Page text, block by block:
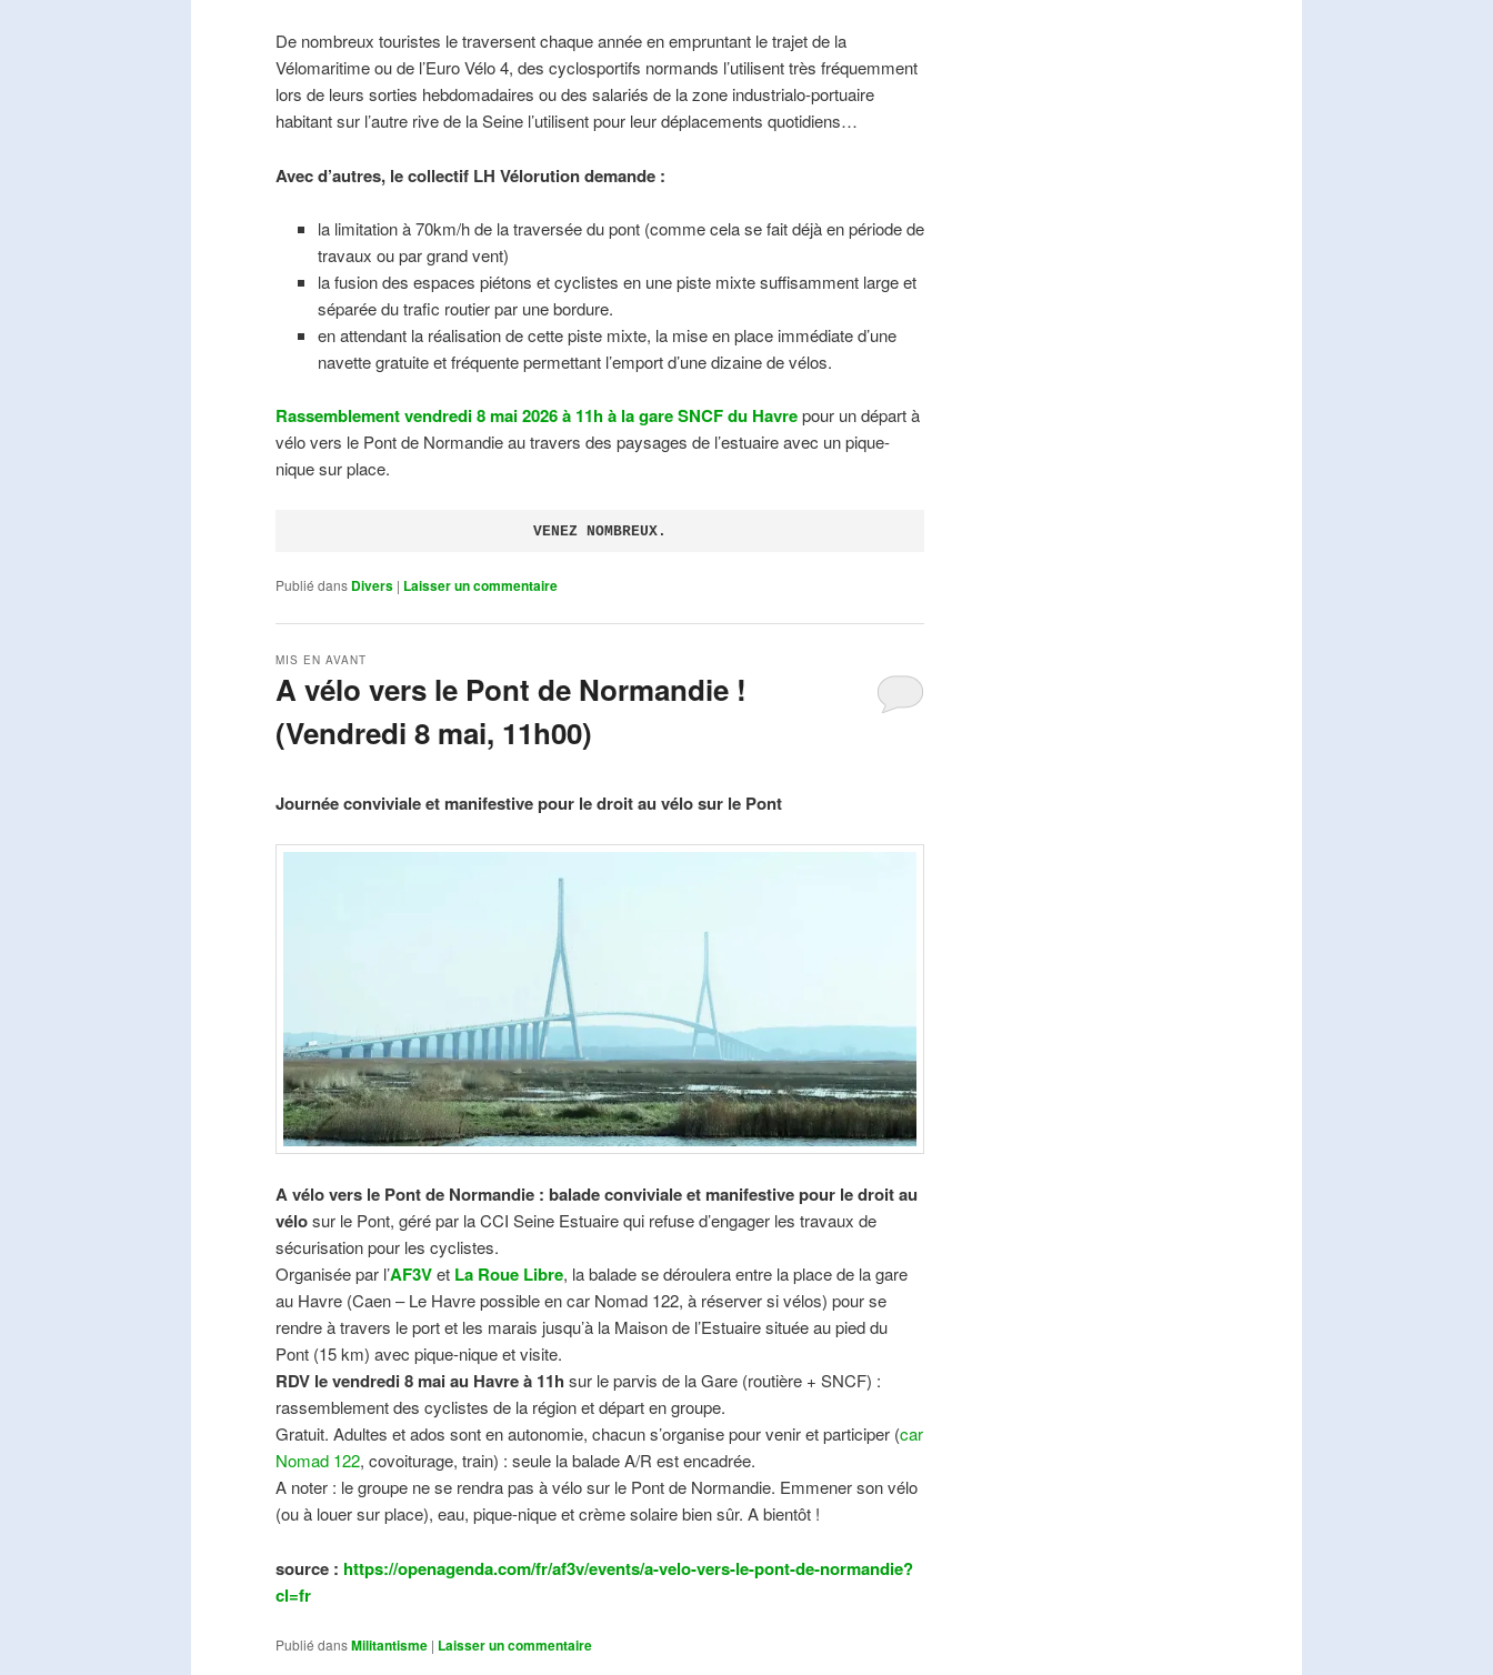
De nombreux touristes le traversent chaque année en empruntant le trajet de la
Vélomaritime ou de l’Euro Vélo 4, des cyclosportifs normands l’utilisent très fréquemment
lors de leurs sorties hebdomadaires ou des salariés de la zone industrialo-portuaire
habitant sur l’autre rive de la Seine l’utilisent pour leur déplacements quotidiens…
Avec d’autres, le collectif LH Vélorution demande :
la limitation à 70km/h de la traversée du pont (comme cela se fait déjà en période de
travaux ou par grand vent)
la fusion des espaces piétons et cyclistes en une piste mixte suffisamment large et
séparée du trafic routier par une bordure.
en attendant la réalisation de cette piste mixte, la mise en place immédiate d’une
navette gratuite et fréquente permettant l’emport d’une dizaine de vélos.
Rassemblement vendredi 8 mai 2026 à 11h à la gare SNCF du Havrepour un départ à
vélo vers le Pont de Normandie au travers des paysages de l’estuaire avec un pique-
nique sur place.
VENEZ NOMBREUX.
Publié dans Divers | Laisser un commentaire
A vélo vers le Pont de Normandie !
(Vendredi 8 mai, 11h00)
MIS EN AVANT
Journée conviviale et manifestive pour le droit au vélo sur le Pont
A vélo vers le Pont de Normandie : balade conviviale et manifestivepour le droit au
vélosur le Pont, géré par la CCI Seine Estuaire qui refuse d’engager les travaux de
sécurisation pour les cyclistes.
Organisée par l’AF3Vet La Roue Libre, la balade se déroulera entre la place de la gare
au Havre (Caen – Le Havre possible en car Nomad 122, à réserver si vélos) pour se
rendre à travers le port et les marais jusqu’à la Maison de l’Estuaire située au pied du
Pont (15 km) avec pique-nique et visite.
RDV le vendredi 8 mai au Havre à 11h sur le parvis de la Gare (routière + SNCF) :
rassemblement des cyclistes de la région et départ en groupe.
Gratuit. Adultes et ados sont en autonomie, chacun s’organise pour venir et participer (car
Nomad 122, covoiturage, train) : seule la balade A/R est encadrée.
A noter : le groupe ne se rendra pas à vélo sur le Pont de Normandie. Emmener son vélo
(ou à louer sur place), eau, pique-nique et crème solaire bien sûr. A bientôt !
source : https://openagenda.com/fr/af3v/events/a-velo-vers-le-pont-de-normandie?
cl=fr
Publié dansMilitantisme | Laisser un commentaire